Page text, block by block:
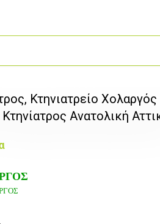
Κτηνιατρείο Χολαργός
Ανατολική